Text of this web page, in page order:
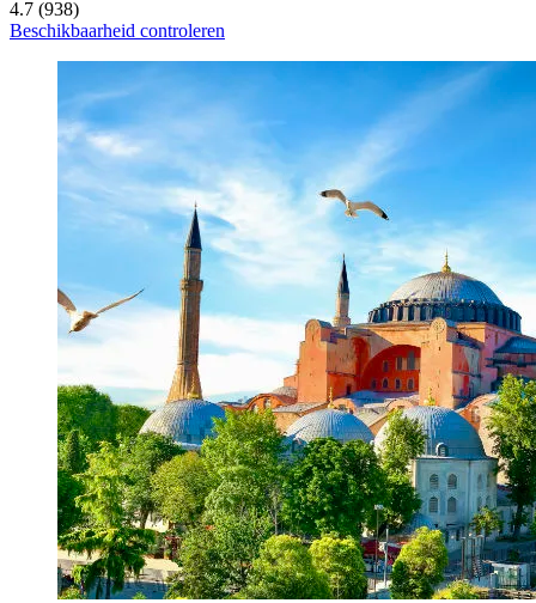
4.7 (938)
Beschikbaarheid controleren